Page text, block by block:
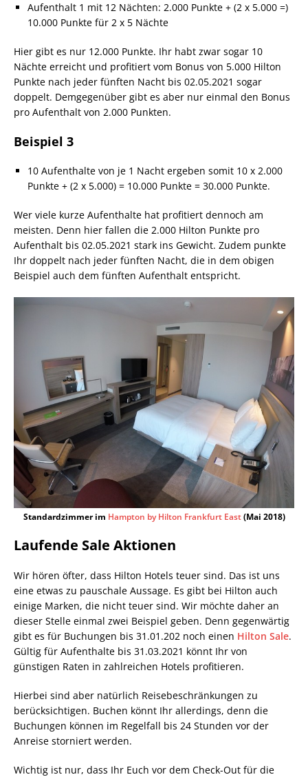
Aufenthalt 1 mit 12 Nächten: 2.000 Punkte + (2 x 5.000 =)
10.000 Punkte für 2 x 5 Nächte
Hier gibt es nur 12.000 Punkte. Ihr habt zwar sogar 10
Nächte erreicht und profitiert vom Bonus von 5.000 Hilton
Punkte nach jeder fünften Nacht bis 02.05.2021 sogar
doppelt. Demgegenüber gibt es aber nur einmal den Bonus
pro Aufenthalt von 2.000 Punkten.
Beispiel 3
10 Aufenthalte von je 1 Nacht ergeben somit 10 x 2.000
Punkte + (2 x 5.000) = 10.000 Punkte = 30.000 Punkte.
Wer viele kurze Aufenthalte hat profitiert dennoch am
meisten. Denn hier fallen die 2.000 Hilton Punkte pro
Aufenthalt bis 02.05.2021 stark ins Gewicht. Zudem punkte
Ihr doppelt nach jeder fünften Nacht, die in dem obigen
Beispiel auch dem fünften Aufenthalt entspricht.
Standardzimmer im Hampton by Hilton Frankfurt East(Mai 2018)
Laufende Sale Aktionen
Wir hören öfter, dass Hilton Hotels teuer sind. Das ist uns
eine etwas zu pauschale Aussage. Es gibt bei Hilton auch
einige Marken, die nicht teuer sind. Wir möchte daher an
dieser Stelle einmal zwei Beispiel geben. Denn gegenwärtig
gibt es für Buchungen bis 31.01.202 noch einen Hilton Sale.
Gültig für Aufenthalte bis 31.03.2021 könnt Ihr von
günstigen Raten in zahlreichen Hotels profitieren.
Hierbei sind aber natürlich Reisebeschränkungen zu
berücksichtigen. Buchen könnt Ihr allerdings, denn die
Buchungen können im Regelfall bis 24 Stunden vor der
Anreise storniert werden.
Wichtig ist nur, dass Ihr Euch vor dem Check-Out für die